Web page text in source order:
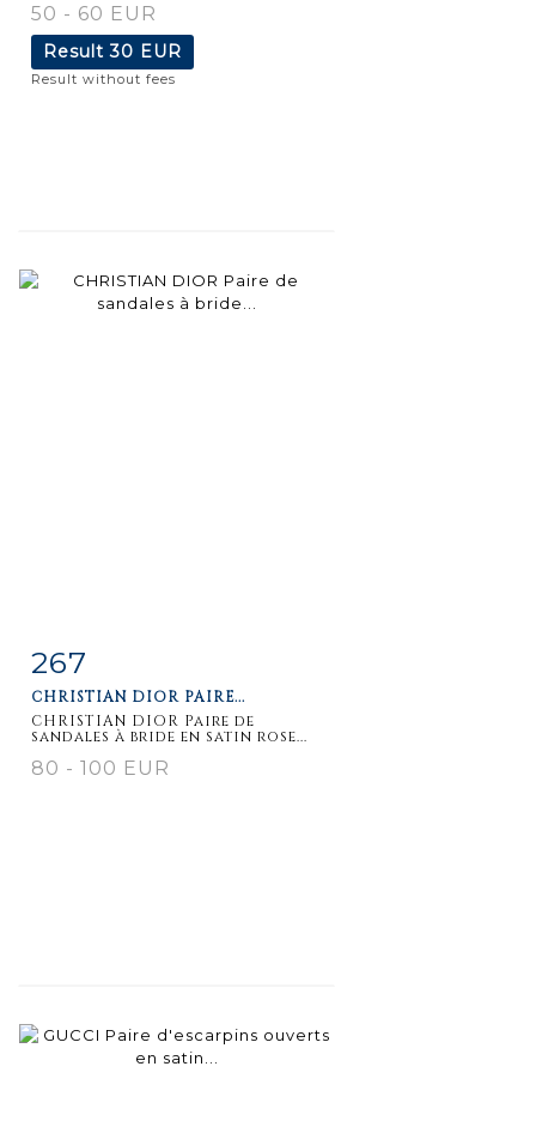
50 - 60 EUR
Result30 EUR
Result without fees
Item detail
267
CHRISTIAN DIOR PAIRE...
CHRISTIAN DIOR Paire de
sandales à bride en satin rose...
80 - 100 EUR